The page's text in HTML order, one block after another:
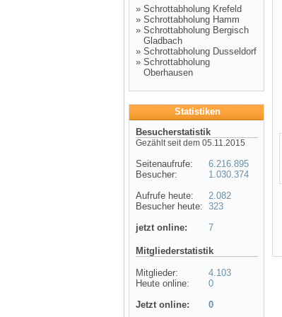
» Schrottabholung Krefeld
» Schrottabholung Hamm
» Schrottabholung Bergisch
Gladbach
» Schrottabholung Dusseldorf
» Schrottabholung
Oberhausen
Statistiken
Besucherstatistik
Gezählt seit dem 05.11.2015
Seitenaufrufe:
Besucher:
Aufrufe heute:
Besucher heute:
jetzt online:
6.216.895
1.030.374
2.082
323
7
Mitgliederstatistik
Mitglieder:
Heute online:
4.103
0
Jetzt online:
0